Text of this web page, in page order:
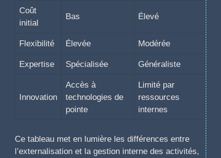
Coût
initial
Bas Élevé
Flexibilité Élevée Modérée
Expertise Spécialisée Généraliste
Innovation
Accès à
technologies de
pointe
Limité par
ressources
internes
Ce tableau met en lumière les différences entre
l’externalisation et la gestion interne des activités,